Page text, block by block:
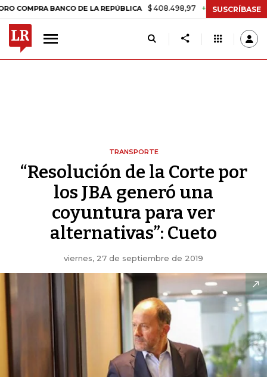
BANCO DE LA REPÚBLICA $ 408.498,97 +$ 8.753,81 +2,19%
SUSCRÍBASE
TRANSPORTE
“Resolución de la Corte por
los JBA generó una
coyuntura para ver
alternativas”: Cueto
viernes, 27 de septiembre de 2019